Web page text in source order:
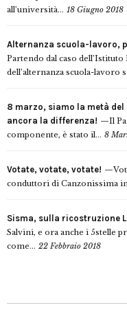
all’università... 18 Giugno 2018
Alternanza scuola-lavoro,
Partendo dal caso
dell’alternanza scuola-lavoro
8 marzo, siamo la metà
ancora la differenza!
Il
componente, è stato il... 8
Votate, votate, votate!
conduttori di Canzonissima
Sisma, sulla ricostruzione
Salvini, e ora anche i 5stelle
come... 22 Febbraio 2018